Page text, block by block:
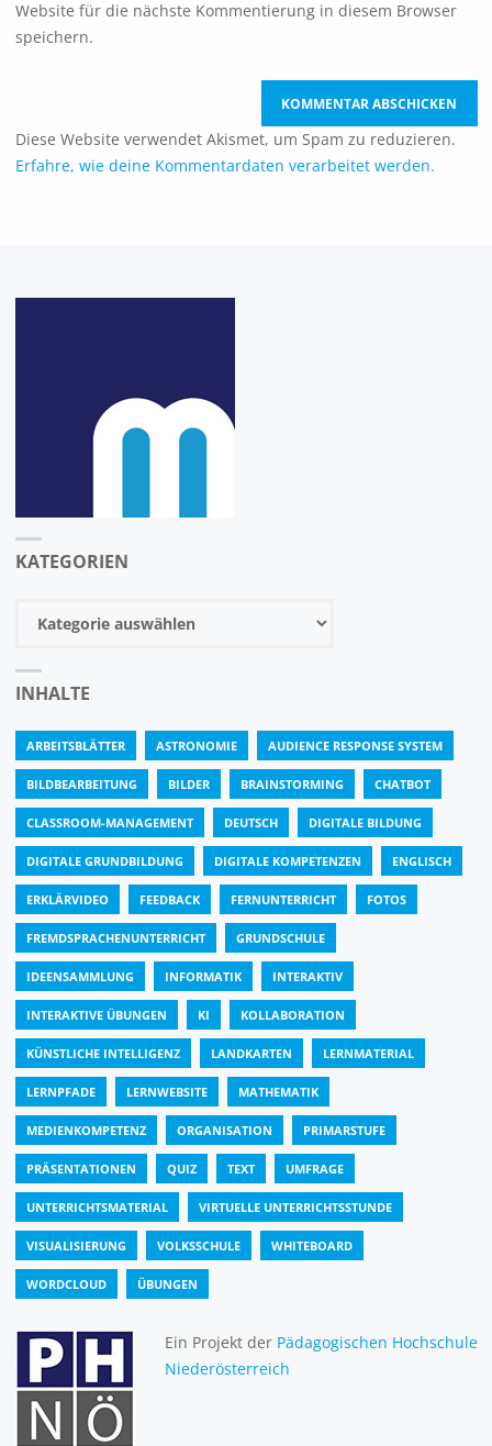
Website für die nächste Kommentierung in diesem Browser
speichern.
Diese Website verwendet Akismet, um Spam zu reduzieren.
Erfahre, wie deine Kommentardaten verarbeitet werden.
KATEGORIEN
INHALTE
ARBEITSBLÄTTER ASTRONOMIE AUDIENCE RESPONSE SYSTEM
BILDBEARBEITUNG BILDER BRAINSTORMING CHATBOT
CLASSROOM-MANAGEMENT DEUTSCH DIGITALE BILDUNG
DIGITALE GRUNDBILDUNG DIGITALE KOMPETENZEN ENGLISCH
ERKLÄRVIDEO FEEDBACK FERNUNTERRICHT FOTOS
FREMDSPRACHENUNTERRICHT GRUNDSCHULE
IDEENSAMMLUNG INFORMATIK INTERAKTIV
INTERAKTIVE ÜBUNGEN KI KOLLABORATION
KÜNSTLICHE INTELLIGENZ LANDKARTEN LERNMATERIAL
LERNPFADE LERNWEBSITE MATHEMATIK
MEDIENKOMPETENZ ORGANISATION PRIMARSTUFE
PRÄSENTATIONEN QUIZ TEXT UMFRAGE
UNTERRICHTSMATERIAL VIRTUELLE UNTERRICHTSSTUNDE
VISUALISIERUNG VOLKSSCHULE WHITEBOARD
WORDCLOUD ÜBUNGEN
Ein Projekt der Pädagogischen Hochschule
Niederösterreich